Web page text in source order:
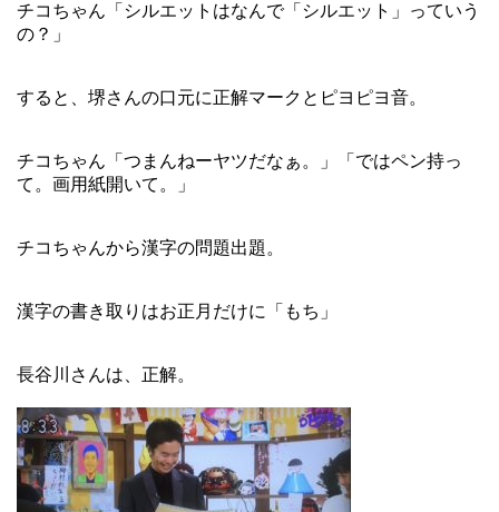
チコちゃん「シルエットはなんで「シルエット」っていう
の？」
すると、堺さんの口元に正解マークとピヨピヨ音。
チコちゃん「つまんねーヤツだなぁ。」「ではペン持っ
て。画用紙開いて。」
チコちゃんから漢字の問題出題。
漢字の書き取りはお正月だけに「もち」
長谷川さんは、正解。